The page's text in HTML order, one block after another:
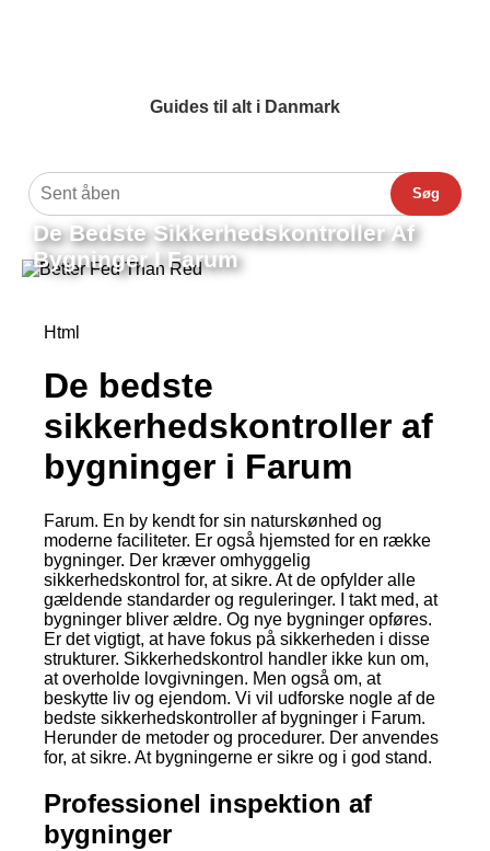
Guides til alt i Danmark
Søg
De Bedste Sikkerhedskontroller Af
Bygninger I Farum
Html
De bedste
sikkerhedskontroller af
bygninger i Farum
Farum. En by kendt for sin naturskønhed og
moderne faciliteter. Er også hjemsted for en række
bygninger. Der kræver omhyggelig
sikkerhedskontrol for, at sikre. At de opfylder alle
gældende standarder og reguleringer. I takt med, at
bygninger bliver ældre. Og nye bygninger opføres.
Er det vigtigt, at have fokus på sikkerheden i disse
strukturer. Sikkerhedskontrol handler ikke kun om,
at overholde lovgivningen. Men også om, at
beskytte liv og ejendom. Vi vil udforske nogle af de
bedste sikkerhedskontroller af bygninger i Farum.
Herunder de metoder og procedurer. Der anvendes
for, at sikre. At bygningerne er sikre og i god stand.
Professionel inspektion af
bygninger